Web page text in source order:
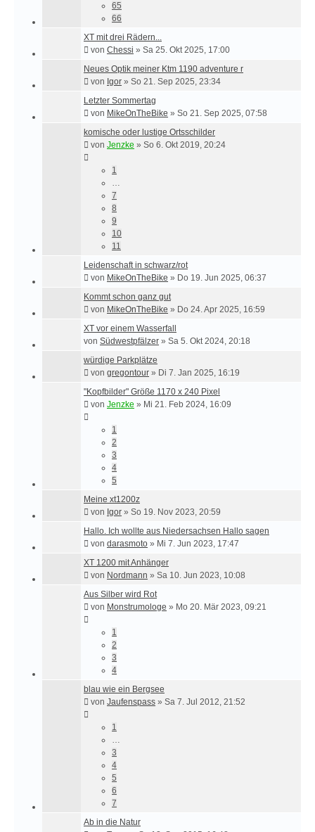
65
66
XT mit drei Rädern...
von Chessi » Sa 25. Okt 2025, 17:00
Neues Optik meiner Ktm 1190 adventure r
von Igor » So 21. Sep 2025, 23:34
Letzter Sommertag
von MikeOnTheBike » So 21. Sep 2025, 07:58
komische oder lustige Ortsschilder
von Jenzke » So 6. Okt 2019, 20:24
1
…
7
8
9
10
11
Leidenschaft in schwarz/rot
von MikeOnTheBike » Do 19. Jun 2025, 06:37
Kommt schon ganz gut
von MikeOnTheBike » Do 24. Apr 2025, 16:59
XT vor einem Wasserfall
von Südwestpfälzer » Sa 5. Okt 2024, 20:18
würdige Parkplätze
von gregontour » Di 7. Jan 2025, 16:19
"Kopfbilder" Größe 1170 x 240 Pixel
von Jenzke » Mi 21. Feb 2024, 16:09
1
2
3
4
5
Meine xt1200z
von Igor » So 19. Nov 2023, 20:59
Hallo. Ich wollte aus Niedersachsen Hallo sagen
von darasmoto » Mi 7. Jun 2023, 17:47
XT 1200 mit Anhänger
von Nordmann » Sa 10. Jun 2023, 10:08
Aus Silber wird Rot
von Monstrumologe » Mo 20. Mär 2023, 09:21
1
2
3
4
blau wie ein Bergsee
von Jaufenspass » Sa 7. Jul 2012, 21:52
1
…
3
4
5
6
7
Ab in die Natur